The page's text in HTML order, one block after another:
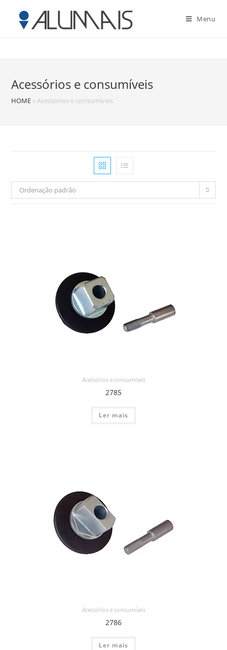
Menu
Acessórios e consumíveis
HOME »Acessórios e consumíveis
Ordenação padrão
Acessórios e consumíveis
2785
Ler mais
Acessórios e consumíveis
2786
Ler mais